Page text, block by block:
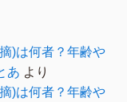
)は何者？年齢や
あ より
)は何者？年齢や